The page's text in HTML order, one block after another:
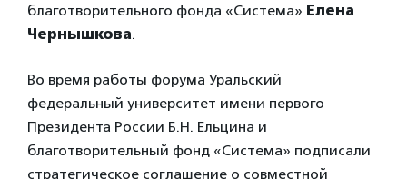
благотворительного фонда «Система» Елена
Чернышкова.
Во время работы форума Уральский
федеральный университет имени первого
Президента России Б.Н. Ельцина и
благотворительный фонд «Система» подписали
стратегическое соглашение о совместной